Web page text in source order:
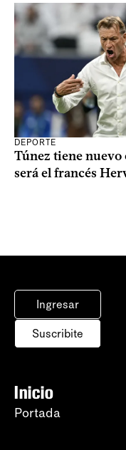
DEPORTE
Túnez tiene
será el francés
Ingresar
Suscribite
Inicio
Portada